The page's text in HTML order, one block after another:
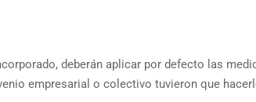
deberán aplicar por defecto las
empresarial o colectivo tuvieron que